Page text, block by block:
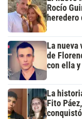
Rocío
La
de
con ella
La
Fito